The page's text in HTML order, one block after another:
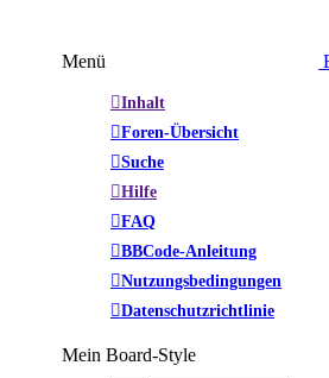
Menü
Inhalt
Foren-Übersicht
Suche
Hilfe
FAQ
BBCode-Anleitung
Nutzungsbedingungen
Datenschutzrichtlinie
Mein Board-Style